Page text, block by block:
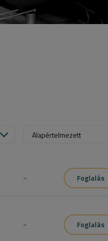
Alapértelmezett
~ Foglalás
~ Foglalás